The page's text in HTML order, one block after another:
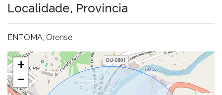
Localidade, Provincia
ENTOMA, Orense
+
−